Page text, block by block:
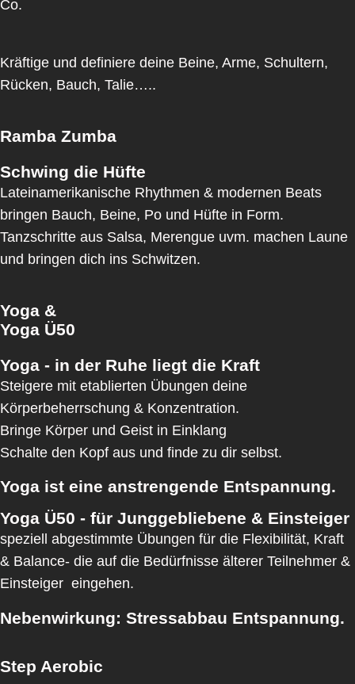
Co.
Kräftige und definiere deine Beine, Arme, Schultern,
Rücken, Bauch, Talie…..
Ramba Zumba
Schwing die Hüfte
Lateinamerikanische Rhythmen & modernen Beats
bringen Bauch, Beine, Po und Hüfte in Form.
Tanzschritte aus Salsa, Merengue uvm. machen Laune
und bringen dich ins Schwitzen.
Yoga &
Yoga Ü50
Yoga - in der Ruhe liegt die Kraft
Steigere mit etablierten Übungen deine
Körperbeherrschung & Konzentration.
Bringe Körper und Geist in Einklang
Schalte den Kopf aus und finde zu dir selbst.
Yoga ist eine anstrengende Entspannung.
Yoga Ü50 - für Junggebliebene & Einsteiger
speziell abgestimmte Übungen für die Flexibilität, Kraft
& Balance- die auf die Bedürfnisse älterer Teilnehmer &
Einsteiger eingehen.
Nebenwirkung: Stressabbau Entspannung.
Step Aerobic